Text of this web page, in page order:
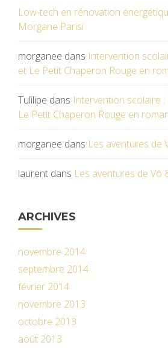
Low-tech en rénovation
Morgane Parisi
morganee dans Intervention
et Le Petit Chaperon Rouge en
Tulilipe dans Intervention scolaire
Le Petit Chaperon Rouge en
morganee dans Les aventures de
laurent dans Les aventures de Vô
ARCHIVES
novembre 2014
septembre 2014
février 2014
novembre 2013
octobre 2013
août 2013